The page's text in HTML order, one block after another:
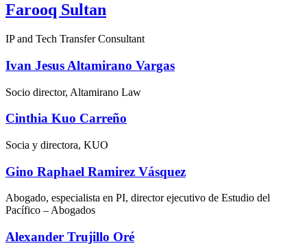
Farooq Sultan
IP and Tech Transfer Consultant
Ivan Jesus Altamirano Vargas
Socio director, Altamirano Law
Cinthia Kuo Carreño
Socia y directora, KUO
Gino Raphael Ramirez Vásquez
Abogado, especialista en PI, director ejecutivo de Estudio del
Pacífico – Abogados
Alexander Trujillo Oré